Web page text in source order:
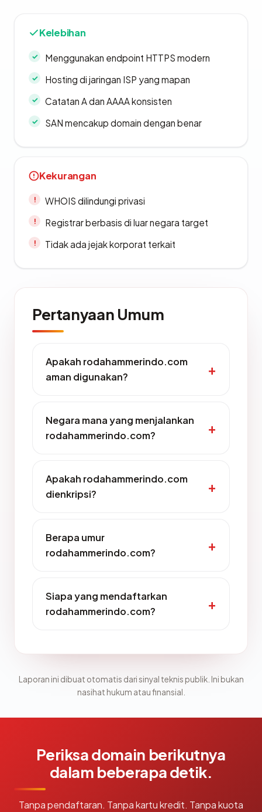
Kelebihan
Menggunakan endpoint HTTPS modern
Hosting di jaringan ISP yang mapan
Catatan A dan AAAA konsisten
SAN mencakup domain dengan benar
Kekurangan
WHOIS dilindungi privasi
Registrar berbasis di luar negara target
Tidak ada jejak korporat terkait
Pertanyaan Umum
Apakah rodahammerindo.com
aman digunakan?
Negara mana yang menjalankan
rodahammerindo.com?
Apakah rodahammerindo.com
dienkripsi?
Berapa umur
rodahammerindo.com?
Siapa yang mendaftarkan
rodahammerindo.com?
Laporan ini dibuat otomatis dari sinyal teknis publik. Ini bukan
nasihat hukum atau finansial.
Periksa domain berikutnya
dalam beberapa detik.
Tanpa pendaftaran. Tanpa kartu kredit. Tanpa kuota